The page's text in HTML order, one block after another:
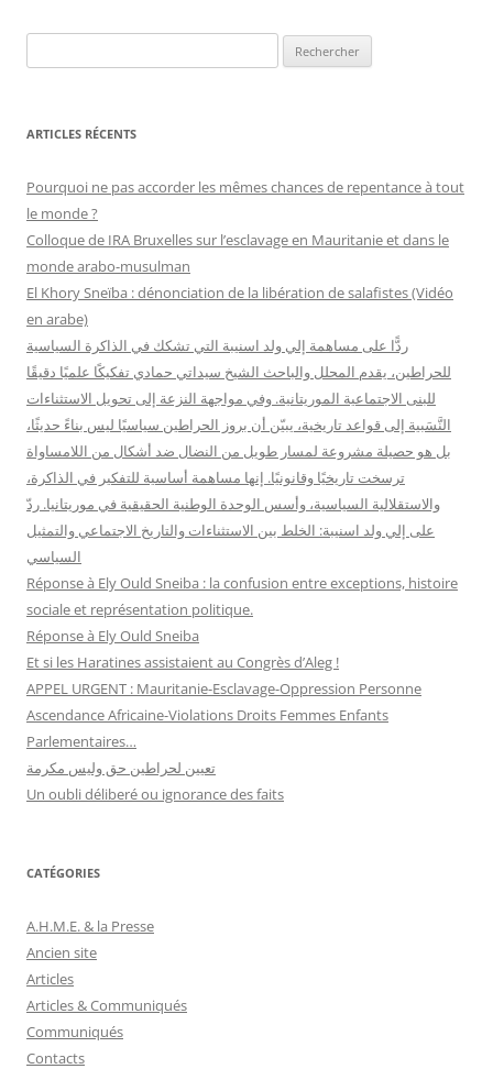
e
h
r
c
h
r
ARTICLES RÉCENTS
Pourquoi ne pas accorder les mêmes chances de repentance à tout
le monde ?
Colloque de IRA Bruxelles sur l’esclavage en Mauritanie et dans le
monde arabo-musulman
El Khory Sneïba : dénonciation de la libération de salafistes (Vidéo
en arabe)
ردًّا على مساهمة إلي ولد اسنيبة التي تشكك في الذاكرة السياسية
للحراطين، يقدم المحلل والباحث الشيخ سيداتي حمادي تفكيكًا علميًا دقيقًا
للبنى الاجتماعية الموريتانية. وفي مواجهة النزعة إلى تحويل الاستثناءات
النَّسَبية إلى قواعد تاريخية، يبيّن أن بروز الحراطين سياسيًا ليس بناءً حديثًا،
بل هو حصيلة مشروعة لمسار طويل من النضال ضد أشكال من اللامساواة
ترسخت تاريخيًا وقانونيًا. إنها مساهمة أساسية للتفكير في الذاكرة،
والاستقلالية السياسية، وأسس الوحدة الوطنية الحقيقية في موريتانيا. ردّ
على إلي ولد اسنيبة: الخلط بين الاستثناءات والتاريخ الاجتماعي والتمثيل
السياسي
Réponse à Ely Ould Sneiba : la confusion entre exceptions, histoire
sociale et représentation politique.
Réponse à Ely Ould Sneiba
Et si les Haratines assistaient au Congrès d’Aleg !
APPEL URGENT : Mauritanie-Esclavage-Oppression Personne
Ascendance Africaine-Violations Droits Femmes Enfants
Parlementaires…
تعيين لحراطين حق وليس مكرمة
Un oubli déliberé ou ignorance des faits
CATÉGORIES
A.H.M.E. & la Presse
Ancien site
Articles
Articles & Communiqués
Communiqués
Contacts